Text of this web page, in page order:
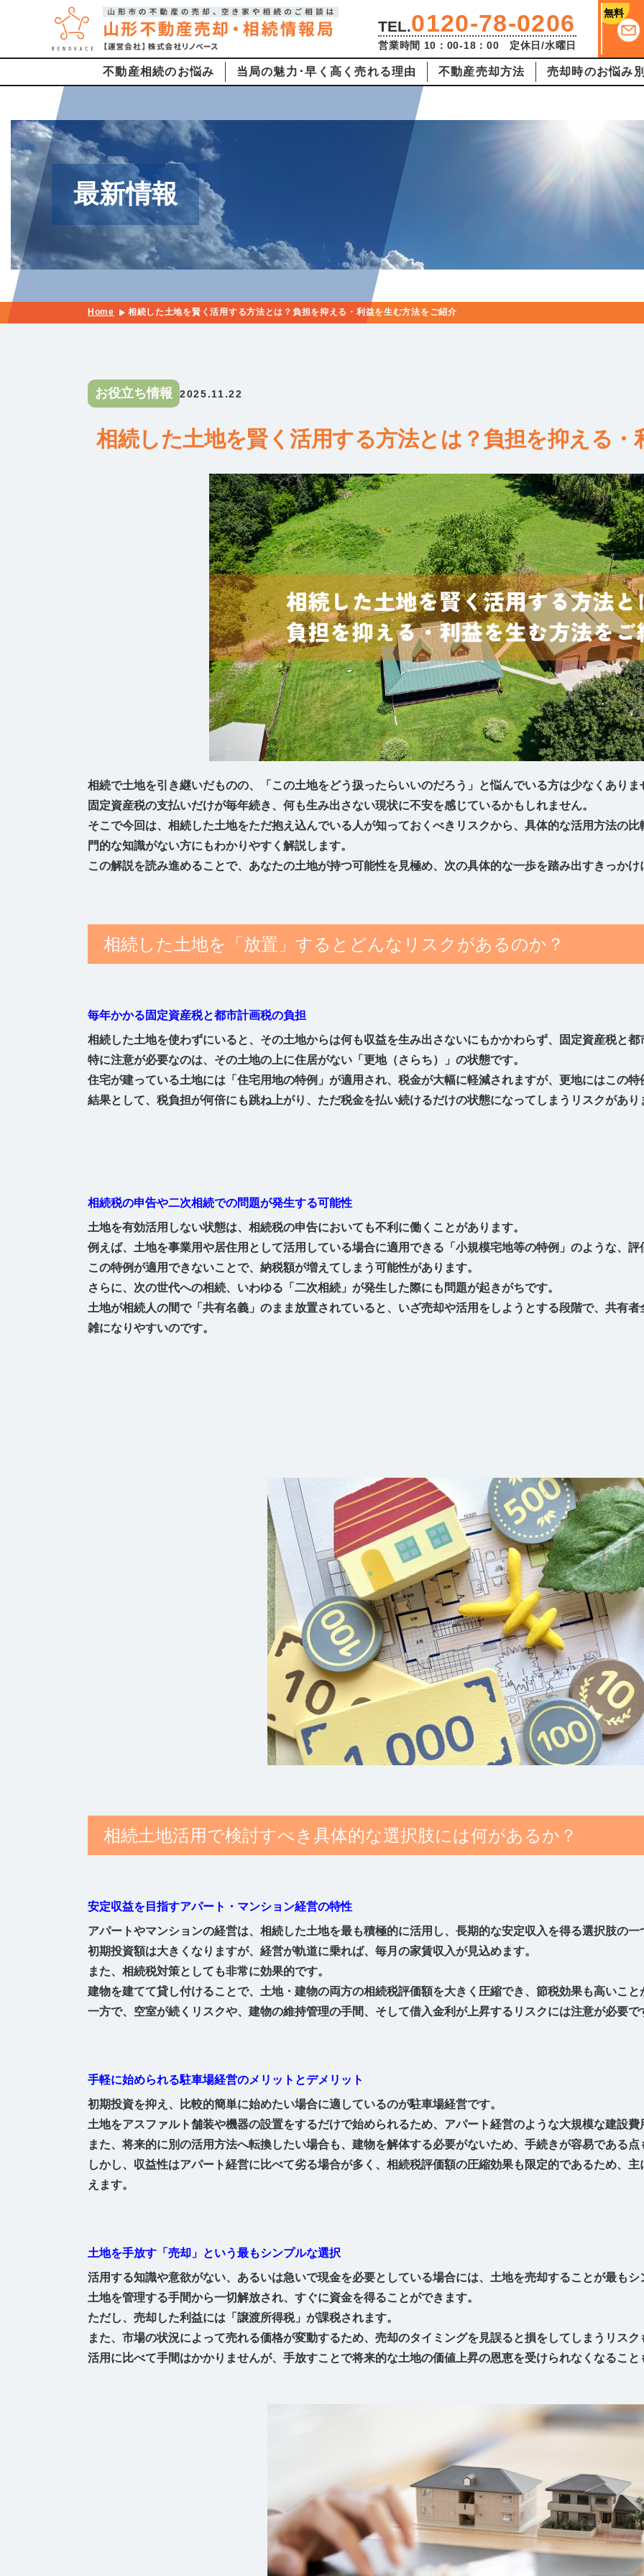
TEL.0120-78-0206
営業時間 10：00-18：00 定休日/水曜日
無料
不動産相続のお悩み 当局の魅力･早く高く売れる理由 不動産売却方法 売却時のお悩み
最新情報
Home 相続した土地を賢く活用する方法とは？負担を抑える・利益を生む方法をご紹介
お役立ち情報 2025.11.22
相続した土地を賢く活用する方法とは？負担を抑える・
相続で土地を引き継いだものの、「この土地をどう扱ったらいいのだろう」と悩んでいる方は少なくありま
固定資産税の支払いだけが毎年続き、何も生み出さない現状に不安を感じているかもしれません。
そこで今回は、相続した土地をただ抱え込んでいる人が知っておくべきリスクから、具体的な活用方法の
門的な知識がない方にもわかりやすく解説します。
この解説を読み進めることで、あなたの土地が持つ可能性を見極め、次の具体的な一歩を踏み出すきっか
相続した土地を「放置」するとどんなリスクがあるのか？
毎年かかる固定資産税と都市計画税の負担
相続した土地を使わずにいると、その土地からは何も収益を生み出さないにもかかわらず、固定資産税と
特に注意が必要なのは、その土地の上に住居がない「更地（さらち）」の状態です。
住宅が建っている土地には「住宅用地の特例」が適用され、税金が大幅に軽減されますが、更地にはこの
結果として、税負担が何倍にも跳ね上がり、ただ税金を払い続けるだけの状態になってしまうリスクがあり
相続税の申告や二次相続での問題が発生する可能性
土地を有効活用しない状態は、相続税の申告においても不利に働くことがあります。
例えば、土地を事業用や居住用として活用している場合に適用できる「小規模宅地等の特例」のような、
この特例が適用できないことで、納税額が増えてしまう可能性があります。
さらに、次の世代への相続、いわゆる「二次相続」が発生した際にも問題が起きがちです。
土地が相続人の間で「共有名義」のまま放置されていると、いざ売却や活用をしようとする段階で、共有
雑になりやすいのです。
相続土地活用で検討すべき具体的な選択肢には何があるか？
安定収益を目指すアパート・マンション経営の特性
アパートやマンションの経営は、相続した土地を最も積極的に活用し、長期的な安定収入を得る選択肢の一
初期投資額は大きくなりますが、経営が軌道に乗れば、毎月の家賃収入が見込めます。
また、相続税対策としても非常に効果的です。
建物を建てて貸し付けることで、土地・建物の両方の相続税評価額を大きく圧縮でき、節税効果も高いこと
一方で、空室が続くリスクや、建物の維持管理の手間、そして借入金利が上昇するリスクには注意が必要で
手軽に始められる駐車場経営のメリットとデメリット
初期投資を抑え、比較的簡単に始めたい場合に適しているのが駐車場経営です。
土地をアスファルト舗装や機器の設置をするだけで始められるため、アパート経営のような大規模な建設
また、将来的に別の活用方法へ転換したい場合も、建物を解体する必要がないため、手続きが容易である
しかし、収益性はアパート経営に比べて劣る場合が多く、相続税評価額の圧縮効果も限定的であるため、
えます。
土地を手放す「売却」という最もシンプルな選択
活用する知識や意欲がない、あるいは急いで現金を必要としている場合には、土地を売却することが最も
土地を管理する手間から一切解放され、すぐに資金を得ることができます。
ただし、売却した利益には「譲渡所得税」が課税されます。
また、市場の状況によって売れる価格が変動するため、売却のタイミングを見誤ると損をしてしまうリスク
活用に比べて手間はかかりませんが、手放すことで将来的な土地の価値上昇の恩恵を受けられなくなるこ